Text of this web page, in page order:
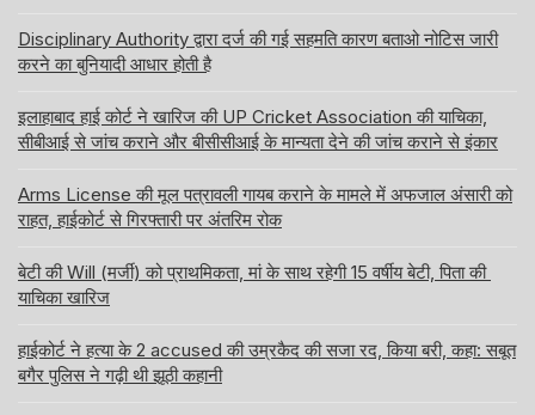
Disciplinary Authority द्वारा दर्ज की गई सहमति कारण बताओ नोटिस जारी
करने का बुनियादी आधार होती है
इलाहाबाद हाई कोर्ट ने खारिज की UP Cricket Association की याचिका,
सीबीआई से जांच कराने और बीसीसीआई के मान्यता देने की जांच कराने से इंकार
Arms License की मूल पत्रावली गायब कराने के मामले में अफजाल अंसारी को
राहत, हाईकोर्ट से गिरफ्तारी पर अंतरिम रोक
बेटी की Will (मर्जी) को प्राथमिकता, मां के साथ रहेगी 15 वर्षीय बेटी, पिता की
याचिका खारिज
हाईकोर्ट ने हत्या के 2 accused की उम्रकैद की सजा रद, किया बरी, कहा: सबूत
बगैर पुलिस ने गढ़ी थी झूठी कहानी